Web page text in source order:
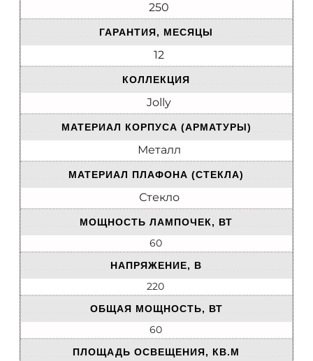
250
ГАРАНТИЯ, МЕСЯЦЫ
12
КОЛЛЕКЦИЯ
Jolly
МАТЕРИАЛ КОРПУСА (АРМАТУРЫ)
Металл
МАТЕРИАЛ ПЛАФОНА (СТЕКЛА)
Стекло
МОЩНОСТЬ ЛАМПОЧЕК, ВТ
60
НАПРЯЖЕНИЕ, В
220
ОБЩАЯ МОЩНОСТЬ, ВТ
60
ПЛОЩАДЬ ОСВЕЩЕНИЯ, КВ.М